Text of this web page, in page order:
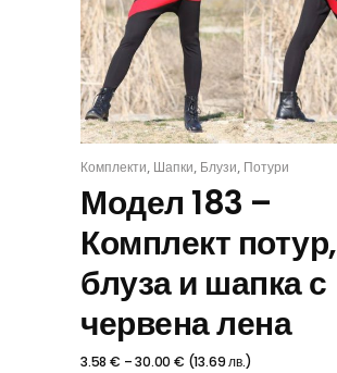
КОМПЛЕКТ
Комплекти, Шапки, Блузи, Потури
Модел 183 –
Комплект потур,
блуза и шапка с
червена лена
3.58 € –30.00€ (13.69лв.)